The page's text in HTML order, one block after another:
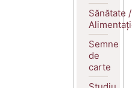
Sănătate /
Semne
de
carte